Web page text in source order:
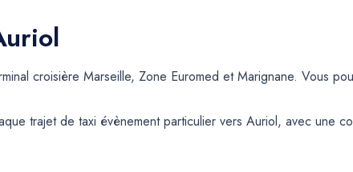
croisière Marseille, Zone Euromed et Marignane. Vous
trajet de taxi évènement particulier vers Auriol, avec une